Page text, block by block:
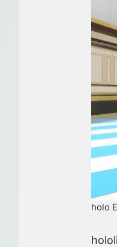
holo